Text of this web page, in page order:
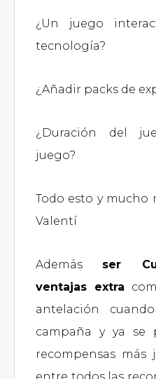
¿Un juego
tecnología?
¿Añadir packs de
¿Duración del
juego?
Todo esto y mucho
Valentí
Además ser
ventajas extra
antelación
campaña y ya se
recompensas más